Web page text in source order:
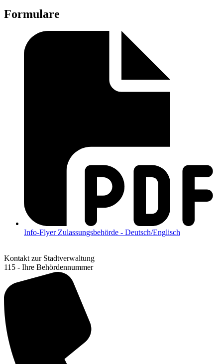
Formulare
Info-Flyer Zulassungsbehörde - Deutsch/Englisch
Kontakt zur Stadtverwaltung
115 - Ihre Behördennummer